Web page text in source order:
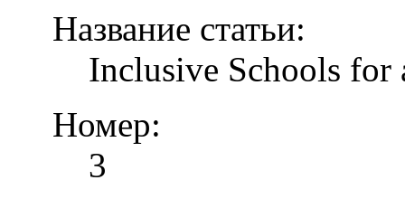
Название статьи:
Inclusive Schools for
Номер:
3